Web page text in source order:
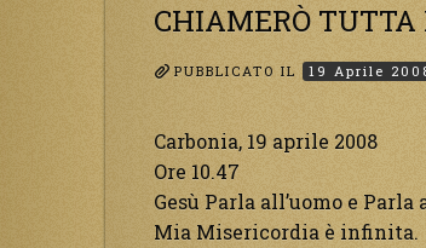
CHIAMERÒ
PUBBLICATO IL 19 Aprile
Carbonia, 19 aprile 2008
Ore 10.47
Gesù Parla all’uomo e
Mia Misericordia è infinita.